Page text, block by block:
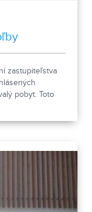
zastupiteľstva
pobyt. Toto